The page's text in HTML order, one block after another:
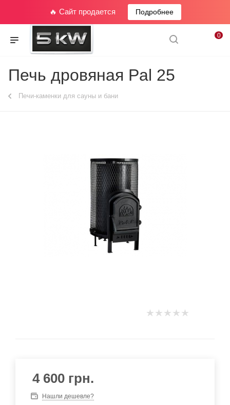
🔥 Сайт продается Подробнее
0
Печь дровяная Pal 25
Печи-каменки для сауны и бани
4 600 грн.
Нашли дешевле?